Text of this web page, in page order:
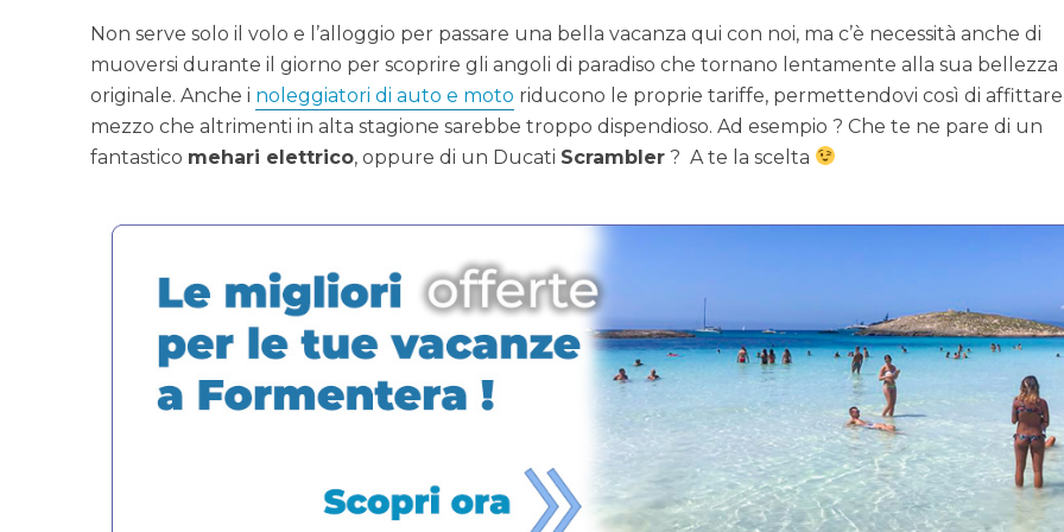
Non serve solo il volo e l’alloggio per passare una bella vacanza qui con noi, ma c’è necessità anche di
muoversi durante il giorno per scoprire gli angoli di paradiso che tornano lentamente alla sua bellezza
originale. Anche i noleggiatori di auto e moto riducono le proprie tariffe, permettendovi così di
mezzo che altrimenti in alta stagione sarebbe troppo dispendioso. Ad esempio ? Che te ne pare di un
fantastico mehari elettrico, oppure di un Ducati Scrambler? A te la scelta